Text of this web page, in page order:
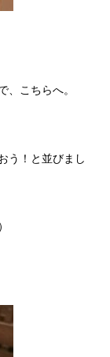
、こちらへ。
う！と並びまし